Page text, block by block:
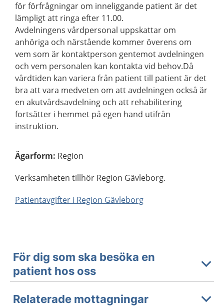
för förfrågningar om inneliggande patient är det
lämpligt att ringa efter 11.00.
Avdelningens vårdpersonal uppskattar om
anhöriga och närstående kommer överens om
vem som är kontaktperson gentemot avdelningen
och vem personalen kan kontakta vid behov.Då
vårdtiden kan variera från patient till patient är det
bra att vara medveten om att avdelningen också är
en akutvårdsavdelning och att rehabilitering
fortsätter i hemmet på egen hand utifrån
instruktion.
Ägarform: Region
Verksamheten tillhör Region Gävleborg.
Patientavgifter i Region Gävleborg
För dig som ska besöka en
patient hos oss
Relaterade mottagningar